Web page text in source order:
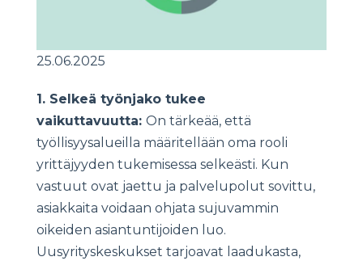
25.06.2025
1. Selkeä työnjako tukee
vaikuttavuutta: On tärkeää, että
työllisyysalueilla määritellään oma rooli
yrittäjyyden tukemisessa selkeästi. Kun
vastuut ovat jaettu ja palvelupolut sovittu,
asiakkaita voidaan ohjata sujuvammin
oikeiden asiantuntijoiden luo.
Uusyrityskeskukset tarjoavat laadukasta,